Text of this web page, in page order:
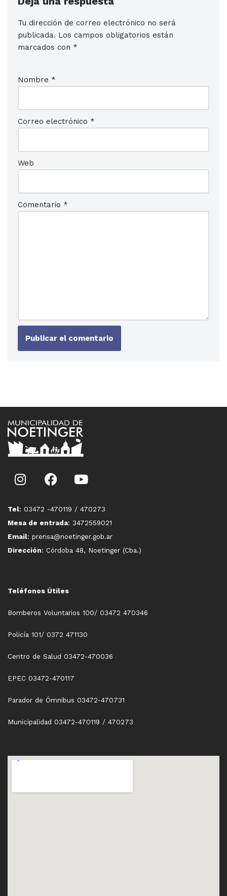
Tu dirección de correo electrónico no será
publicada. Los campos obligatorios están
marcados con *
Nombre *
Correo electrónico *
Web
Comentario *
Tel: 03472 -470119 / 470273
Mesa de entrada: 3472559021
Email: prensa@noetinger.gob.ar
Dirección: Córdoba 48, Noetinger (Cba.)
Teléfonos Útiles
Bomberos Voluntarios 100/ 03472 470346
Policía 101/ 0372 471130
Centro de Salud 03472-470036
EPEC 03472-470117
Parador de Ómnibus 03472-470731
Municipalidad 03472-470119 / 470273